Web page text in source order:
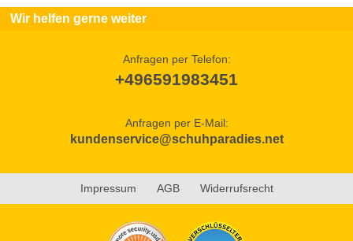
Wir helfen gerne weiter
Anfragen per Telefon:
+496591983451
Anfragen per E-Mail:
kundenservice@schuhparadies.net
Impressum AGB Widerrufsrecht